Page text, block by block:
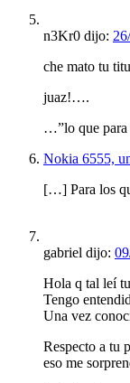
n3Kr0 dijo:
che mato tu
juaz!….
…”lo que para
Nokia 6555,
[…] Para los
gabriel dijo:
Hola q tal leí
Tengo
Una vez
Respecto a tu
eso me